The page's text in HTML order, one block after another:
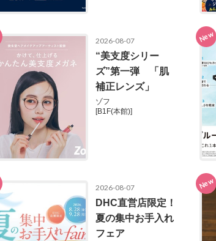
2026-08-07
“美支度シリー
ズ”第一弾 「肌
補正レンズ」
ゾフ
[B1F(本館)]
New
2026-08-07
DHC直営店限定！
夏の集中お手入れ
フェア
New